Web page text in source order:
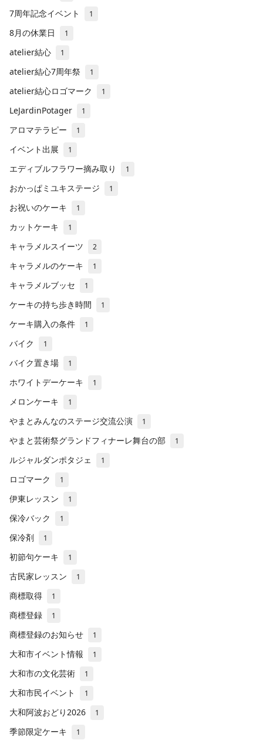
7周年記念イベント 1
8月の休業日 1
atelier結心 1
atelier結心7周年祭 1
atelier結心ロゴマーク 1
LeJardinPotager 1
アロマテラピー 1
イベント出展 1
エディブルフラワー摘み取り 1
おかっぱミユキステージ 1
お祝いのケーキ 1
カットケーキ 1
キャラメルスイーツ 2
キャラメルのケーキ 1
キャラメルブッセ 1
ケーキの持ち歩き時間 1
ケーキ購入の条件 1
バイク 1
バイク置き場 1
ホワイトデーケーキ 1
メロンケーキ 1
やまとみんなのステージ交流公演 1
やまと芸術祭グランドフィナーレ舞台の部 1
ルジャルダンポタジェ 1
ロゴマーク 1
伊東レッスン 1
保冷バック 1
保冷剤 1
初節句ケーキ 1
古民家レッスン 1
商標取得 1
商標登録 1
商標登録のお知らせ 1
大和市イベント情報 1
大和市の文化芸術 1
大和市民イベント 1
大和阿波おどり2026 1
季節限定ケーキ 1